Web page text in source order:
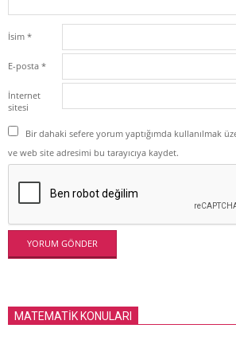
İsim *
E-posta *
İnternet
sitesi
Bir dahaki sefere yorum yaptığımda kullanılmak
ve web site adresimi bu tarayıcıya kaydet.
MATEMATİK KONULARI